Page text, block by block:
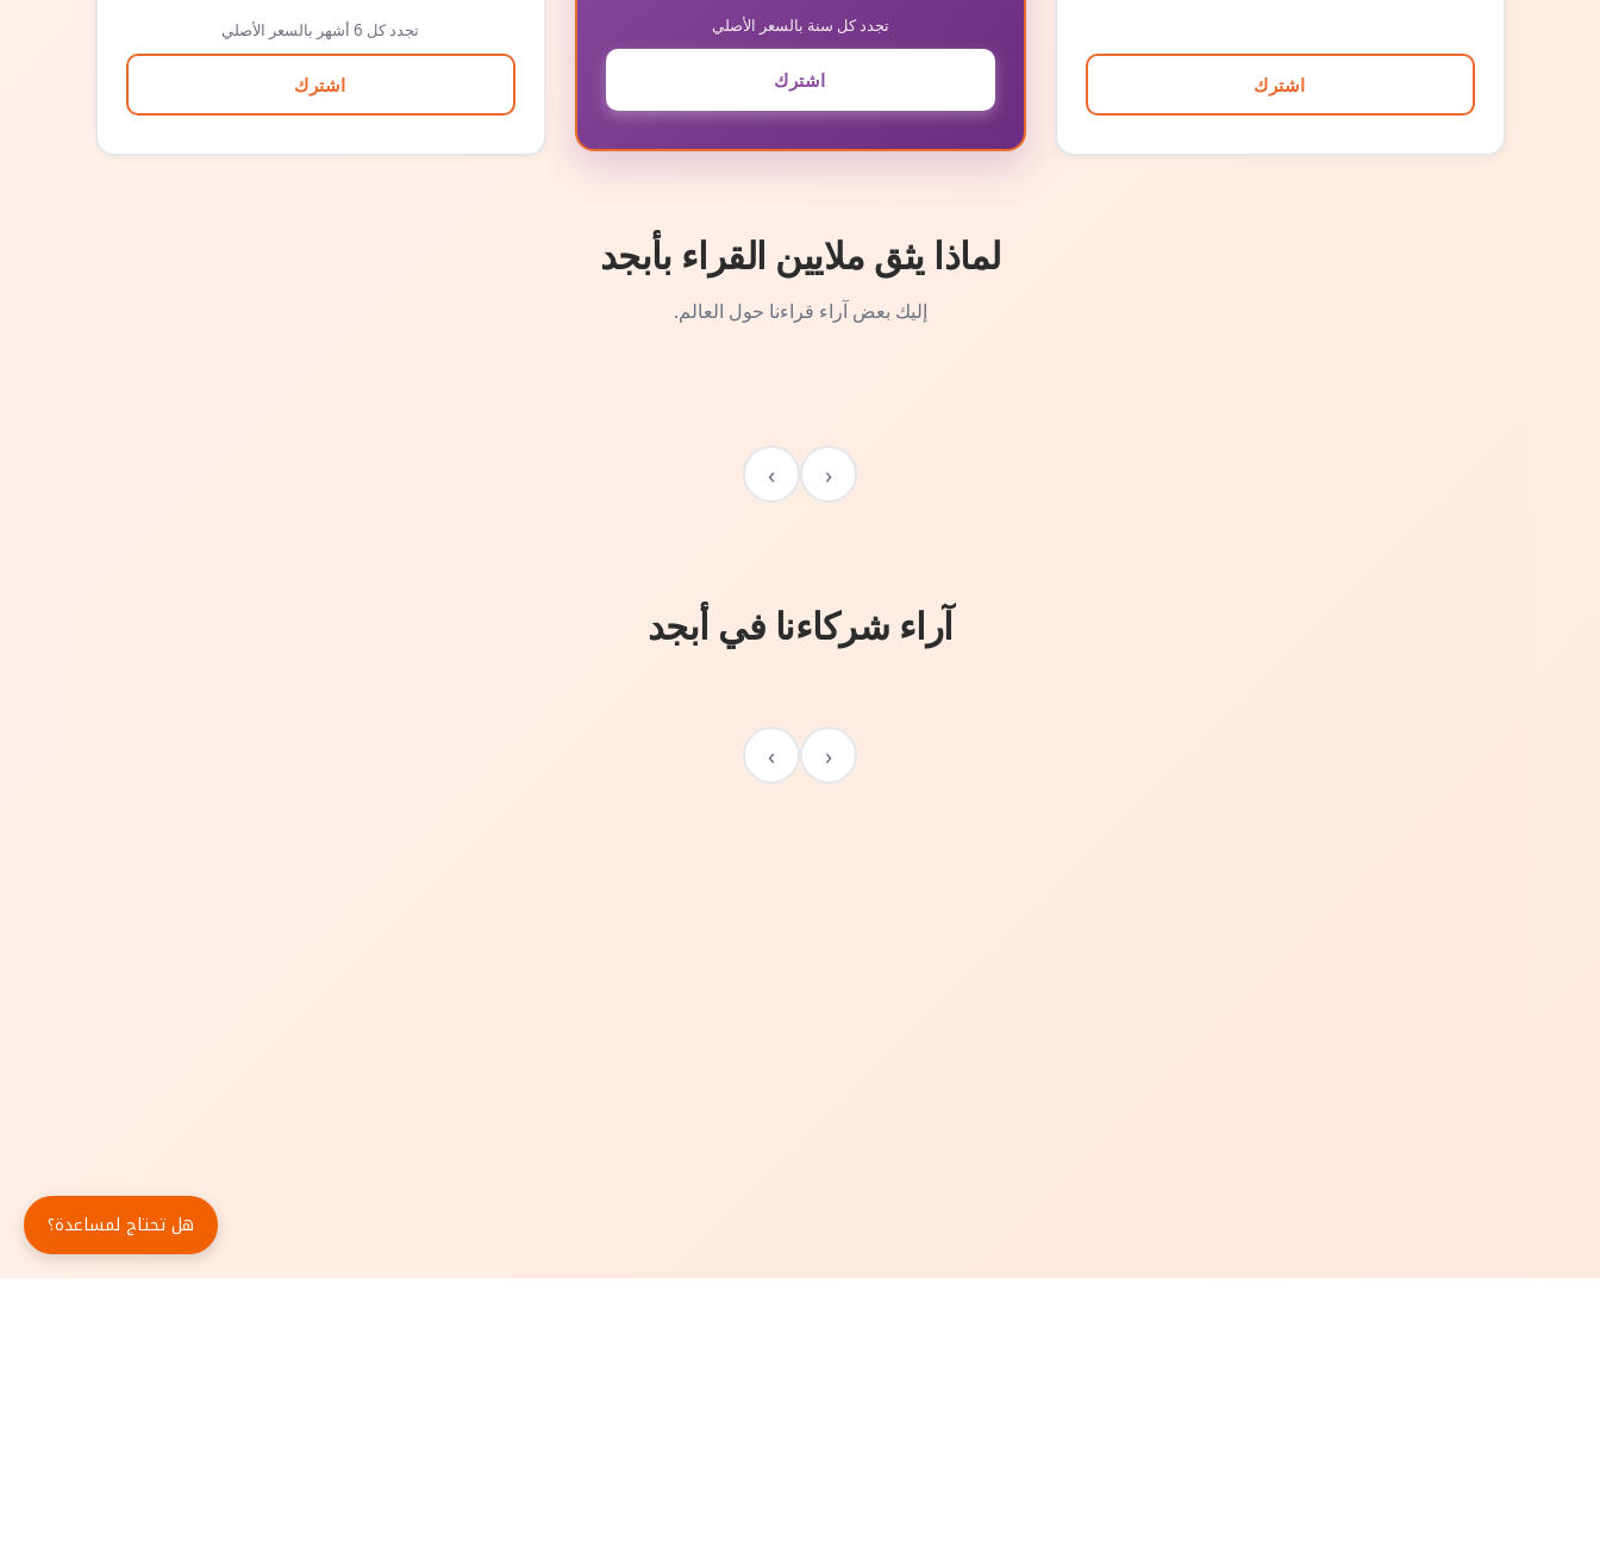
اشترك
تجدد كل سنة بالسعر الأصلي
اشترك
تجدد كل 6 أشهر بالسعر الأصلي
اشترك
لماذا يثق ملايين القراء بأبجد
إليك بعض آراء قراءنا حول العالم.
‹
›
آراء شركاءنا في أبجد
‹
›
هل تحتاج لمساعدة؟